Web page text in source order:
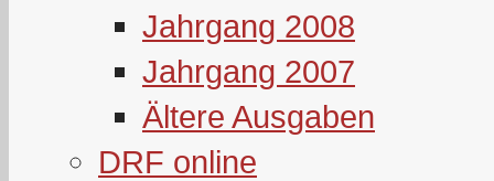
Jahrgang 2008
Jahrgang 2007
Ältere Ausgaben
DRF online